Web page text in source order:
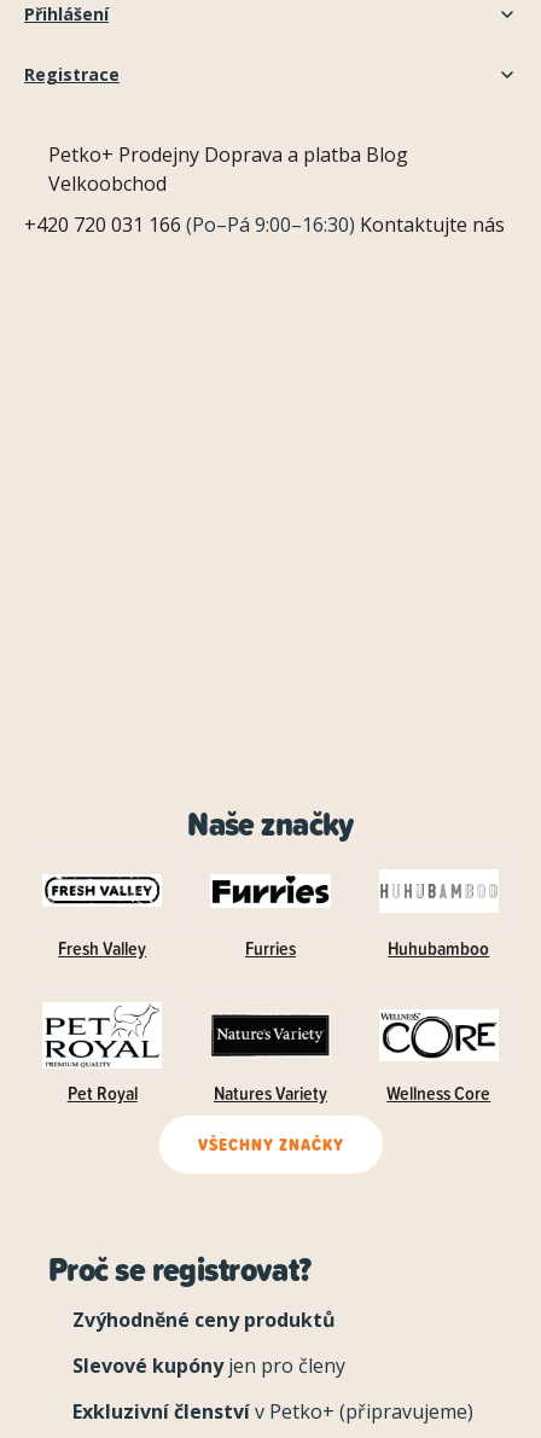
Přihlášení
Registrace
Petko+ Prodejny Doprava a platba Blog
Velkoobchod
+420 720 031 166 (Po–Pá 9:00–16:30) Kontaktujte nás
Naše značky
Fresh Valley Furries Huhubamboo
Pet Royal Natures Variety Wellness Core
VŠECHNY ZNAČKY
Proč se registrovat?
Zvýhodněné ceny produktů
Slevové kupónyjen pro členy
Exkluzivní členstvív Petko+ (připravujeme)